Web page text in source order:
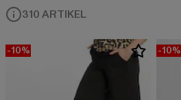
310 ARTIKEL
-10% -10%